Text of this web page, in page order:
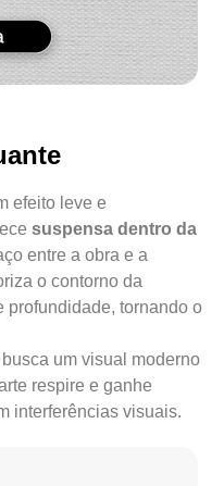
efeito leve e
suspensa dentro da
entre a obra e a
o contorno da
profundidade, tornando o
um visual moderno
respire e ganhe
interferências visuais.